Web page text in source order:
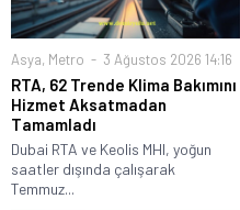
Asya, Metro 3 Ağustos 2026 14:16
RTA, 62 Trende Klima Bakımını
Hizmet Aksatmadan
Tamamladı
Dubai RTA ve Keolis MHI, yoğun
saatler dışında çalışarak
Temmuz...